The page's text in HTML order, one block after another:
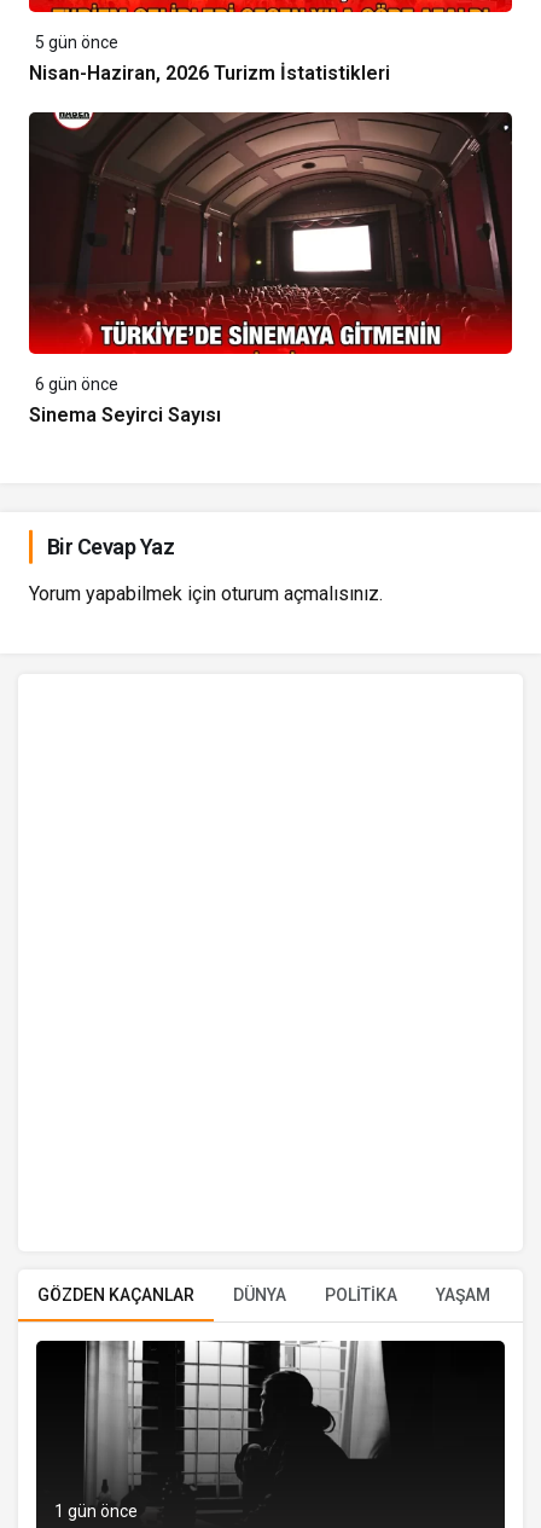
5 gün önce
Nisan-Haziran, 2026 Turizm İstatistikleri
6 gün önce
Sinema Seyirci Sayısı
Bir Cevap Yaz
Yorum yapabilmek için oturum açmalısınız.
GÖZDEN KAÇANLAR DÜNYA POLİTİKA YAŞAM
1 gün önce